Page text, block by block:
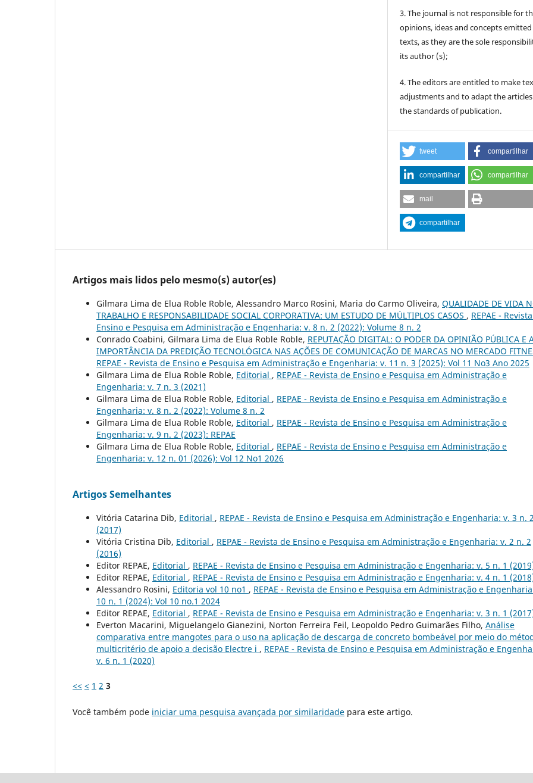
3. The journal is not responsible for
opinions, ideas and concepts
texts, as they are the sole
its author (s);
4. The editors are entitled to make
adjustments and to adapt the
the standards of publication.
tweet compartilhar
compartilhar compartilhar
mail
compartilhar
Artigos mais lidos pelo mesmo(s) autor(es)
Gilmara Lima de Elua Roble Roble, Alessandro Marco Rosini, Maria do Carmo Oliveira, QUALIDADE DE VIDA
TRABALHO E RESPONSABILIDADE SOCIAL CORPORATIVA: UM ESTUDO DE MÚLTIPLOS CASOS , REPAE -
Ensino e Pesquisa em Administração e Engenharia: v. 8 n. 2 (2022): Volume 8 n. 2
Conrado Coabini, Gilmara Lima de Elua Roble Roble, REPUTAÇÃO DIGITAL: O PODER DA OPINIÃO PÚBLICA E
IMPORTÂNCIA DA PREDIÇÃO TECNOLÓGICA NAS AÇÕES DE COMUNICAÇÃO DE MARCAS NO MERCADO
REPAE - Revista de Ensino e Pesquisa em Administração e Engenharia: v. 11 n. 3 (2025): Vol 11 No3 Ano 2025
Gilmara Lima de Elua Roble Roble, Editorial , REPAE - Revista de Ensino e Pesquisa em Administração e
Engenharia: v. 7 n. 3 (2021)
Gilmara Lima de Elua Roble Roble, Editorial , REPAE - Revista de Ensino e Pesquisa em Administração e
Engenharia: v. 8 n. 2 (2022): Volume 8 n. 2
Gilmara Lima de Elua Roble Roble, Editorial , REPAE - Revista de Ensino e Pesquisa em Administração e
Engenharia: v. 9 n. 2 (2023): REPAE
Gilmara Lima de Elua Roble Roble, Editorial , REPAE - Revista de Ensino e Pesquisa em Administração e
Engenharia: v. 12 n. 01 (2026): Vol 12 No1 2026
Artigos Semelhantes
Vitória Catarina Dib, Editorial , REPAE - Revista de Ensino e Pesquisa em Administração e Engenharia: v. 3 n. 2
(2017)
Vitória Cristina Dib, Editorial , REPAE - Revista de Ensino e Pesquisa em Administração e Engenharia: v. 2 n. 2
(2016)
Editor REPAE, Editorial , REPAE - Revista de Ensino e Pesquisa em Administração e Engenharia: v. 5 n. 1
Editor REPAE, Editorial , REPAE - Revista de Ensino e Pesquisa em Administração e Engenharia: v. 4 n. 1
Alessandro Rosini, Editoria vol 10 no1 , REPAE - Revista de Ensino e Pesquisa em Administração e
10 n. 1 (2024): Vol 10 no.1 2024
Editor REPAE, Editorial , REPAE - Revista de Ensino e Pesquisa em Administração e Engenharia: v. 3 n. 1
Everton Macarini, Miguelangelo Gianezini, Norton Ferreira Feil, Leopoldo Pedro Guimarães Filho, Análise
comparativa entre mangotes para o uso na aplicação de descarga de concreto bombeável por meio do
multicritério de apoio a decisão Electre i , REPAE - Revista de Ensino e Pesquisa em Administração e
v. 6 n. 1 (2020)
<< < 1 2 3
Você também pode iniciar uma pesquisa avançada por similaridade para este artigo.